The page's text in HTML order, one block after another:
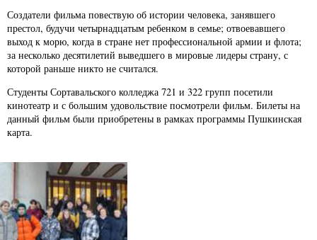
Создатели фильма повествую об истории человека, занявшего
престол, будучи четырнадцатым ребенком в семье; отвоевавшего
выход к морю, когда в стране нет профессиональной армии и флота;
за несколько десятилетий выведшего в мировые лидеры страну, с
которой раньше никто не считался.
Студенты Сортавальского колледжа 721 и 322 групп посетили
кинотеатр и с большим удовольствие посмотрели фильм. Билеты на
данный фильм были приобретены в рамках программы Пушкинская
карта.